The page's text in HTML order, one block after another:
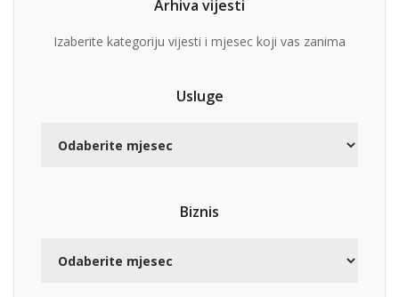
Arhiva vijesti
Izaberite kategoriju vijesti i mjesec koji vas zanima
Usluge
Biznis